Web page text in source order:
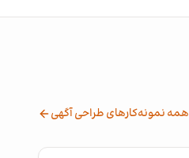
همه نمونه‌کارهای طراحی آگهی